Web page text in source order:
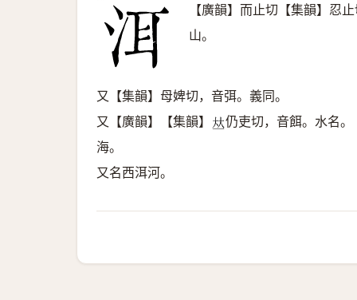
【廣韻】而止切【集韻】忍
山。
又【集韻】母婢切，音弭。義同。
又【廣韻】【集韻】 𠀤仍吏切，音餌。水名
海。
又名西洱河。